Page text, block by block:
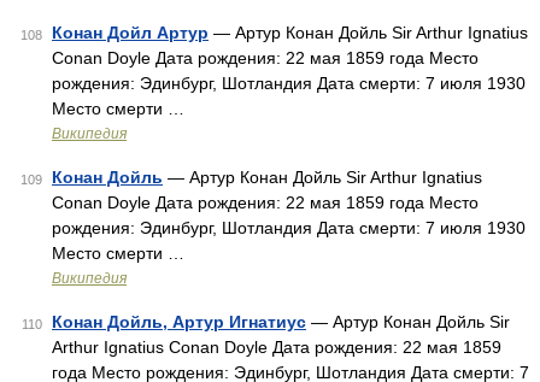
108 Конан Дойл Артур — Артур Конан Дойль Sir Arthur Ignatius
Conan Doyle Дата рождения: 22 мая 1859 года Место
рождения: Эдинбург, Шотландия Дата смерти: 7 июля 1930
Место смерти …
Википедия
109 Конан Дойль — Артур Конан Дойль Sir Arthur Ignatius
Conan Doyle Дата рождения: 22 мая 1859 года Место
рождения: Эдинбург, Шотландия Дата смерти: 7 июля 1930
Место смерти …
Википедия
110 Конан Дойль, Артур Игнатиус — Артур Конан Дойль Sir
Arthur Ignatius Conan Doyle Дата рождения: 22 мая 1859
года Место рождения: Эдинбург, Шотландия Дата смерти: 7